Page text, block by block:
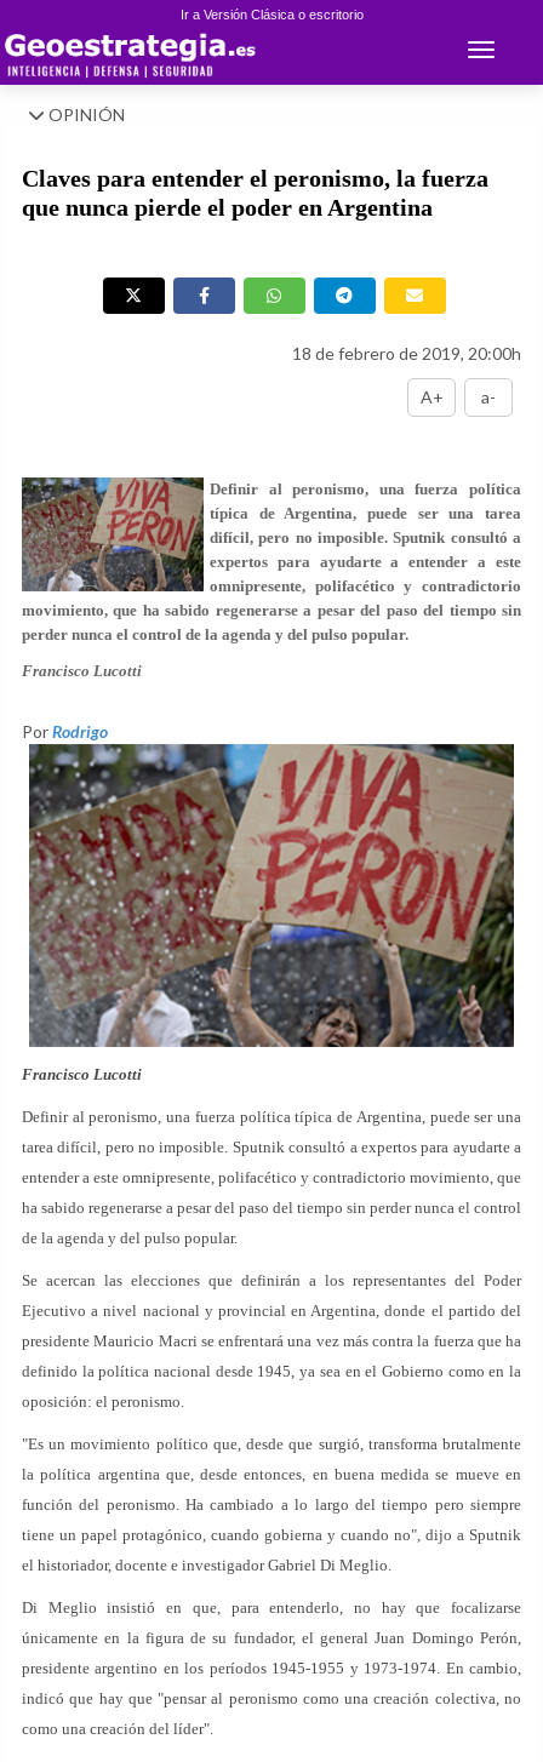
Ir a Versión Clásica o escritorio
Toggle
OPINIÓN
Claves para entender el peronismo, la fuerza
que nunca pierde el poder en Argentina
18 de febrero de 2019, 20:00h
A+ a-
Definir al peronismo, una fuerza política
típica de Argentina, puede ser una tarea
difícil, pero no imposible. Sputnik consultó a
expertos para ayudarte a entender a este
omnipresente, polifacético y contradictorio
movimiento, que ha sabido regenerarse a pesar del paso del tiempo sin
perder nunca el control de la agenda y del pulso popular.
Francisco Lucotti
PorRodrigo
Francisco Lucotti
Definir al peronismo, una fuerza política típica de Argentina, puede ser una
tarea difícil, pero no imposible. Sputnik consultó a expertos para ayudarte a
entender a este omnipresente, polifacético y contradictorio movimiento, que
ha sabido regenerarse a pesar del paso del tiempo sin perder nunca el control
de la agenda y del pulso popular.
Se acercan las elecciones que definirán a los representantes del Poder
Ejecutivo a nivel nacional y provincial en Argentina, donde el partido del
presidente Mauricio Macri se enfrentará una vez más contra la fuerza que ha
definido la política nacional desde 1945, ya sea en el Gobierno como en la
oposición: el peronismo.
"Es un movimiento político que, desde que surgió, transforma brutalmente
la política argentina que, desde entonces, en buena medida se mueve en
función del peronismo. Ha cambiado a lo largo del tiempo pero siempre
tiene un papel protagónico, cuando gobierna y cuando no", dijo a Sputnik
el historiador, docente e investigador Gabriel Di Meglio.
Di Meglio insistió en que, para entenderlo, no hay que focalizarse
únicamente en la figura de su fundador, el general Juan Domingo Perón,
presidente argentino en los períodos 1945-1955 y 1973-1974. En cambio,
indicó que hay que "pensar al peronismo como una creación colectiva, no
como una creación del líder".